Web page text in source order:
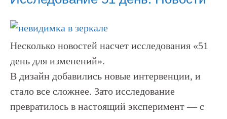
Несколько новостей насчет исследования «51
день для изменений».
В дизайн добавились новые интервенции, и
стало все сложнее. Зато исследование
превратилось в настоящий эксперимент — с